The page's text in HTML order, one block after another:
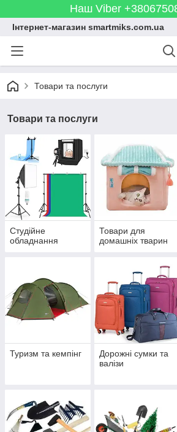
Наш Viber
Інтернет-магазин smartmiks.com.ua
Товари та послуги
Товари та послуги
Студійне
обладнання
Товари для
домашніх тварин
Туризм та кемпінг
Дорожні сумки та
валізи